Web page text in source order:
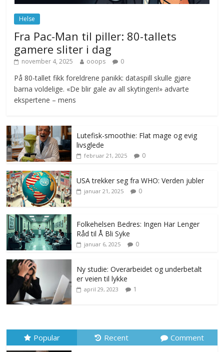
juni 23, 2026 No Comments
Helse
Fra Pac-Man til piller: 80-tallets
gamere sliter i dag
november 4, 2025 ooops 0
På 80-tallet fikk foreldrene panikk: dataspill skulle gjøre
barna voldelige. «De blir gale av all skytingen!» advarte
ekspertene – mens
Lutefisk-smoothie: Flat mage og evig
livsglede
februar 21, 2025 0
USA trekker seg fra WHO: Verden jubler
januar 21, 2025 0
Folkehelsen Bedres: Ingen Har Lenger
Råd til Å Bli Syke
januar 6, 2025 0
Ny studie: Overarbeidet og underbetalt
er veien til lykke
april 29, 2023 1
Popular Recent Comment